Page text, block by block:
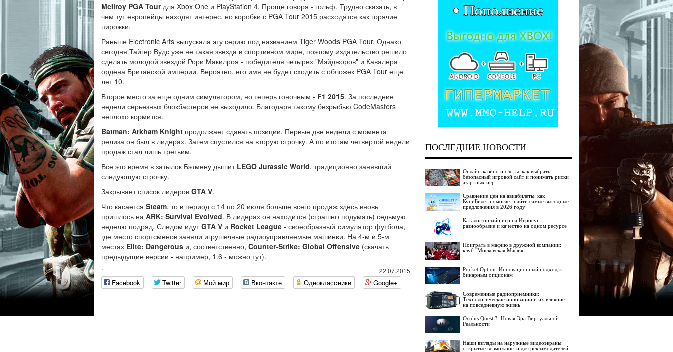
McIlroy PGA Tourдля Xbox One и PlayStation 4. Проще говоря - гольф. Трудно сказать, в
чем тут европейцы находят интерес, но коробки с PGA Tour 2015 расходятся как горячие
пирожки.
Раньше Electronic Arts выпускала эту серию под названием Tiger Woods PGA Tour. Однако
сегодня Тайгер Вудс уже не такая звезда в спортивном мире, поэтому издательство решило
сделать молодой звездой Рори Макилроя - победителя четырех "Мэйджоров" и Кавалера
ордена Британской империи. Вероятно, его имя не будет сходить с обложек PGA Tour еще
лет 10.
Второе место за еще одним симулятором, но теперь гоночным - F1 2015. За последние
недели серьезных блокбастеров не выходило. Благодаря такому безрыбью CodeMasters
неплохо кормится.
Batman: Arkham Knight продолжает сдавать позиции. Первые две недели с момента
релиза он был в лидерах. Затем спустился на вторую строчку. А по итогам четвертой недели
продаж стал лишь третьим.
Все это время в затылок Бэтмену дышит LEGO Jurassic World, традиционно занявший
следующую строчку.
Закрывает список лидеров GTA V.
Что касается Steam, то в период с 14 по 20 июля больше всего продаж здесь вновь
пришлось на ARK: Survival Evolved. В лидерах он находится (страшно подумать) седьмую
неделю подряд. Следом идутGTA V и Rocket League - своеобразный симулятор футбола,
где место спортсменов заняли игрушечные радиоуправляемые машинки. На 4-м и 5-м
местах Elite: Dangerous и, соответственно, Counter-Strike: Global Offensive (скачать
предыдущие версии - например, 1.6 - можно тут).
22.07.2015
`
Facebook Twitter Мой мир Вконтакте Одноклассники Google+
ПОСЛЕДНИЕ НОВОСТИ
Онлайн-казино и слоты: как выбрать
безопасный игровой сайт и понимать риски
азартных игр
Сравнение цен на авиабилеты: как
КупиБилет помогает найти самые выгодные
предложения в 2026 году
Каталог онлайн игр на Игросуп:
разнообразие и качество на одном ресурсе
Поиграть в мафию в дружной компании:
клуб "Московская Мафия
Pocket Option: Инновационный подход к
бинарным опционам
Современные радиоприемники:
Технологические инновации и их влияние
на повседневную жизнь
Oculus Quest 3: Новая Эра Виртуальной
Реальности
Наши взгляды на наружные видеоэкраны:
открытые возможности для рекламодателей